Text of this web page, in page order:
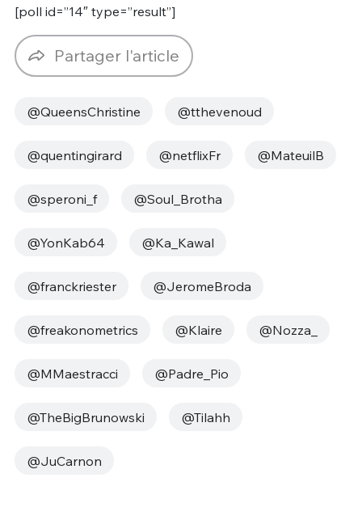
[poll id=”14″ type=”result”]
Partager l'article
@QueensChristine @tthevenoud
@quentingirard @netflixFr @MateuilB
@speroni_f @Soul_Brotha
@YonKab64 @‏Ka_Kawal
@franckriester @JeromeBroda
@freakonometrics @Klaire @Nozza_
@MMaestracci @Padre_Pio
@TheBigBrunowski @Tilahh
@JuCarnon